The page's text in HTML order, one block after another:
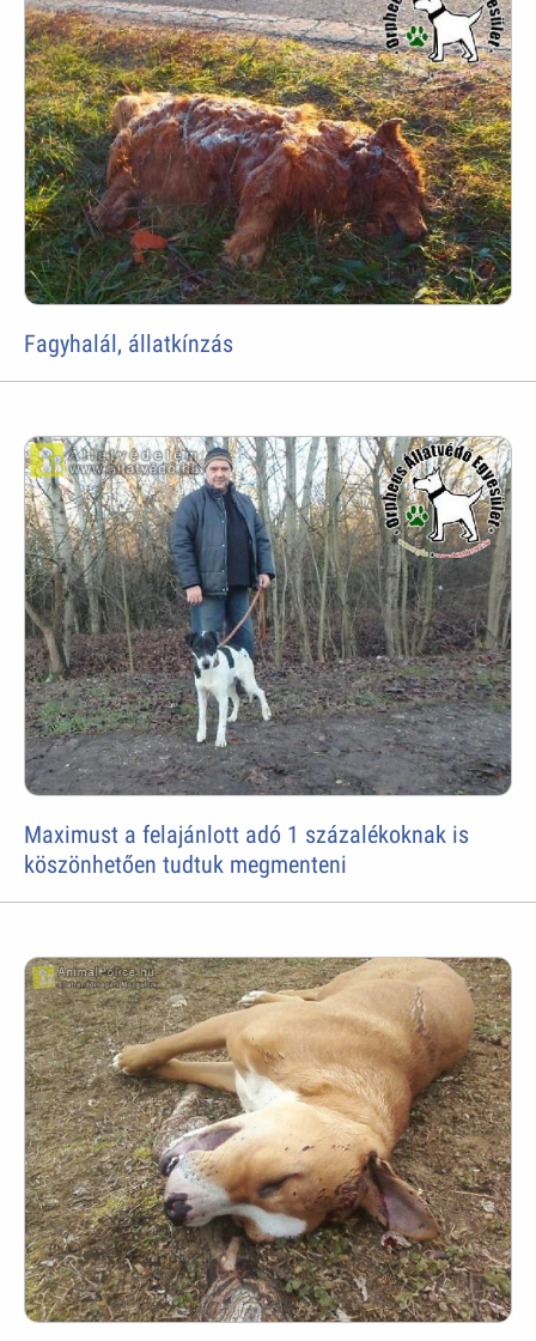
Fagyhalál, állatkínzás
Maximust a felajánlott adó 1 százalékoknak is
köszönhetően tudtuk megmenteni